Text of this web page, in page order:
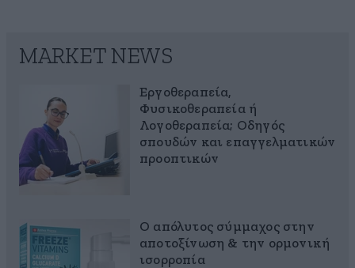
MARKET NEWS
Εργοθεραπεία,
Φυσικοθεραπεία ή
Λογοθεραπεία; Οδηγός
σπουδών και επαγγελματικών
προοπτικών
Ο απόλυτος σύμμαχος στην
αποτοξίνωση & την ορμονική
ισορροπία